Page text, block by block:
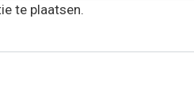
te plaatsen.